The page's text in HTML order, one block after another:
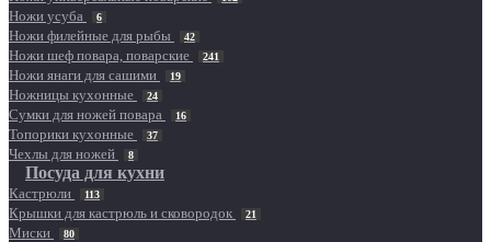
Ножи усуба 6
Ножи филейные для рыбы 42
Ножи шеф повара, поварские 241
Ножи янаги для сашими 19
Ножницы кухонные 24
Сумки для ножей повара 16
Топорики кухонные 37
Чехлы для ножей 8
Посуда для кухни
Кастрюли 113
Крышки для кастрюль и сковородок 21
Миски 80